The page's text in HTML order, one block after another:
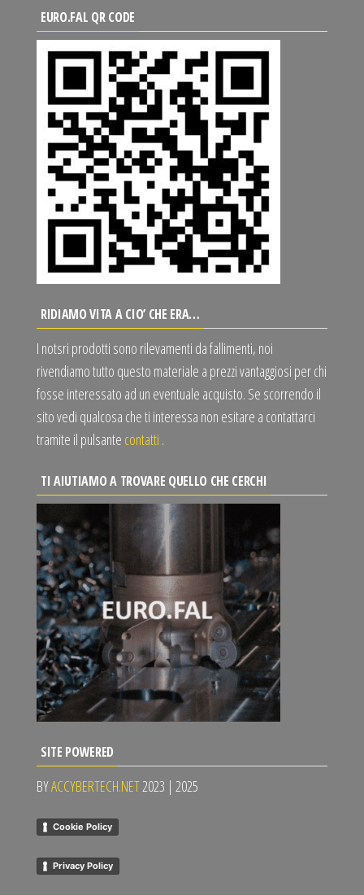
EURO.FAL QR CODE
RIDIAMO VITA A CIO’ CHE ERA…
I notsri prodotti sono rilevamenti da fallimenti, noi
rivendiamo tutto questo materiale a prezzi vantaggiosi per chi
fosse interessato ad un eventuale acquisto. Se scorrendo il
sito vedi qualcosa che ti interessa non esitare a contattarci
tramite il pulsante contatti .
TI AIUTIAMO A TROVARE QUELLO CHE CERCHI
SITE POWERED
BYACCYBERTECH.NET2023 | 2025
Cookie Policy
Privacy Policy